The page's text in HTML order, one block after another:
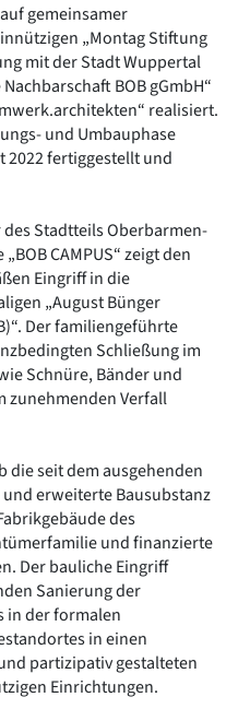
gemeinsamer
„Montag Stiftung
mit der Stadt Wuppertal
BOB gGmbH“
realisiert.
und Umbauphase
2022 fertiggestellt und
Stadtteils Oberbarmen-
CAMPUS“ zeigt den
Eingriff in die
„August Bünger
Der familiengeführte
Schließung im
Schnüre, Bänder und
zunehmenden Verfall
die seit dem ausgehenden
erweiterte Bausubstanz
des
und finanzierte
Der bauliche Eingriff
Sanierung der
in der formalen
in einen
partizipativ gestalteten
Einrichtungen.